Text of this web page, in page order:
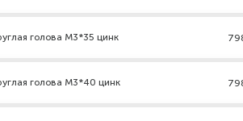
голова М3*35 цинк
голова М3*40 цинк